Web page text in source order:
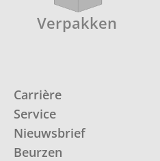
Verpakken
Carrière
Service
Nieuwsbrief
Beurzen